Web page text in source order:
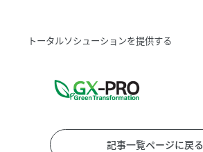
トータルソシューションを提供する
記事一覧ページに戻る